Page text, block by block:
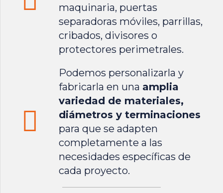
maquinaria, puertas
separadoras móviles, parrillas,
cribados, divisores o
protectores perimetrales.
Podemos personalizarla y
fabricarla en una amplia
variedad de materiales,
diámetros y terminaciones
para que se adapten
completamente a las
necesidades específicas de
cada proyecto.